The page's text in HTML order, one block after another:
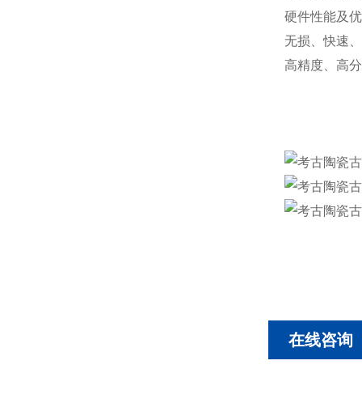
硬件性能及
无损、快速
高精度、高
在线咨询